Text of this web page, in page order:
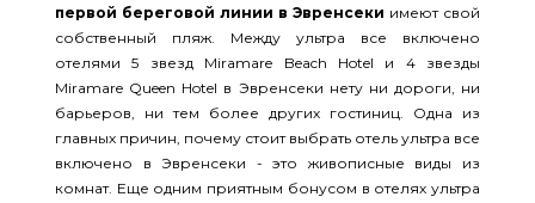
первой береговой линии в Эвренсеки имеют свой
собственный пляж. Между ультра все включено
отелями 5 звезд Miramare Beach Hotel и 4 звезды
Miramare Queen Hotel в Эвренсеки нету ни дороги, ни
барьеров, ни тем более других гостиниц. Одна из
главных причин, почему стоит выбрать отель ультра все
включено в Эвренсеки - это живописные виды из
комнат. Еще одним приятным бонусом в отелях ультра